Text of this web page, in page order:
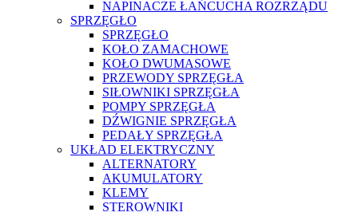
NAPINACZE ŁAŃCUCHA ROZRZĄDU
SPRZĘGŁO
SPRZĘGŁO
KOŁO ZAMACHOWE
KOŁO DWUMASOWE
PRZEWODY SPRZĘGŁA
SIŁOWNIKI SPRZĘGŁA
POMPY SPRZĘGŁA
DŹWIGNIE SPRZĘGŁA
PEDAŁY SPRZĘGŁA
UKŁAD ELEKTRYCZNY
ALTERNATORY
AKUMULATORY
KLEMY
STEROWNIKI